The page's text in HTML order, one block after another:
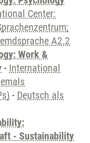
Center:
A2.2
Work &
- International
- Deutsch als
- Sustainability